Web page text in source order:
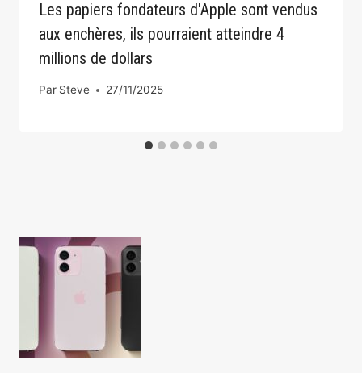
Les papiers fondateurs d'Apple sont vendus
aux enchères, ils pourraient atteindre 4
millions de dollars
Par Steve 27/11/2025